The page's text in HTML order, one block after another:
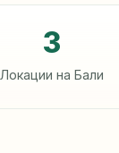
3
Локации на Бали